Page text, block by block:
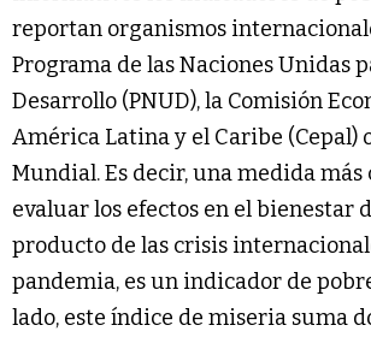
reportan organismos
Programa de las Naciones Unidas
Desarrollo (PNUD), la Comisión
América Latina y el Caribe (Cepal)
Mundial. Es decir, una medida
evaluar los efectos en el bienestar
producto de las crisis
pandemia, es un indicador de
lado, este índice de miseria suma